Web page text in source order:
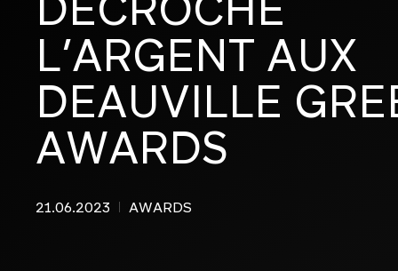
EN SAVOIR PLUS
EN SAVOIR PLUS
L’ARGENT AUX
DEAUVILLE
AWARDS
21.06.2023 AWARDS